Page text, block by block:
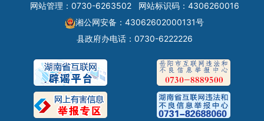
网站管理：0730-6263502
网站标识码：4306260016
湘公网安备：43062602000131号
县政府办电话：0730-6222226